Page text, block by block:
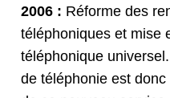
2006 : Réforme des
téléphoniques et mise
téléphonique
de téléphonie est